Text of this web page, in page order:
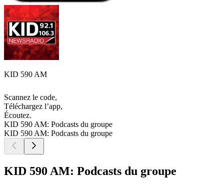
KID 590 AM
Scannez le code,
Téléchargez l’app,
Écoutez.
KID 590 AM: Podcasts du groupe
KID 590 AM: Podcasts du groupe
KID 590 AM: Podcasts du groupe